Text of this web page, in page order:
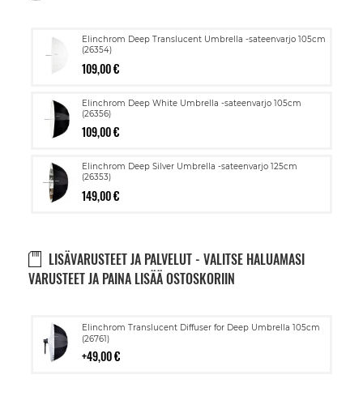
Elinchrom Deep Translucent Umbrella -sateenvarjo 105cm
(26354)
109,00 €
Elinchrom Deep White Umbrella -sateenvarjo 105cm
(26356)
109,00 €
Elinchrom Deep Silver Umbrella -sateenvarjo 125cm
(26353)
149,00 €
LISÄVARUSTEET JA PALVELUT - VALITSE HALUAMASI
VARUSTEET JA PAINA LISÄÄ OSTOSKORIIN
Elinchrom Translucent Diffuser for Deep Umbrella 105cm
(26761)
49,00 €
Lisää
ostoskoriin